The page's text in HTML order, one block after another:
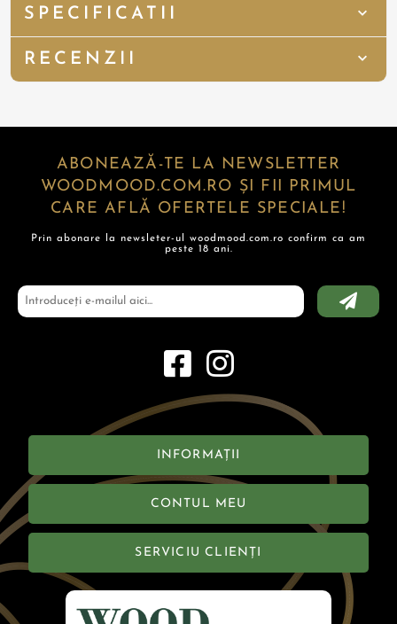
SPECIFICATII
RECENZII
ABONEAZĂ-TE LA NEWSLETTER
WOODMOOD.COM.RO ȘI FII PRIMUL
CARE AFLĂ OFERTELE SPECIALE!
Prin abonare la newsleter-ul woodmood.com.ro confirm ca am
peste 18 ani.
INFORMAȚII
CONTUL MEU
SERVICIU CLIENȚI